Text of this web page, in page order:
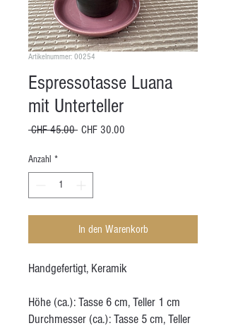
Artikelnummer: 00254
Espressotasse Luana
mit Unterteller
CHF 45.00 Standardpreis
CHF 30.00
Anzahl *
In den Warenkorb
Handgefertigt, Keramik
Höhe (ca.): Tasse 6 cm, Teller 1 cm
Durchmesser (ca.): Tasse 5 cm, Teller